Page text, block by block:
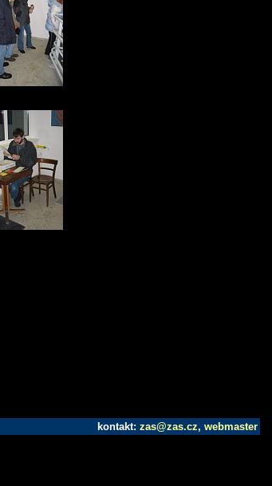
kontakt: zas@zas.cz, webmaster